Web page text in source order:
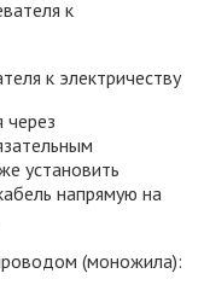
к электричеству
установить
напрямую на
(моножила):